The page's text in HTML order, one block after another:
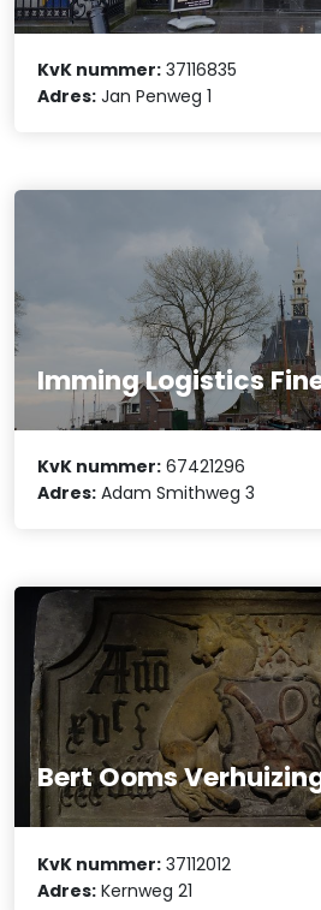
KvK nummer: 37116835
Adres: Jan Penweg 1
Imming Logistics
KvK nummer: 67421296
Adres: Adam Smithweg 3
Bert Ooms
KvK nummer: 37112012
Adres: Kernweg 21